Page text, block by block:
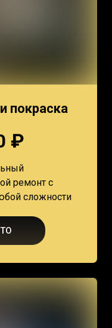
покраска
₽
ремонт с
сложности